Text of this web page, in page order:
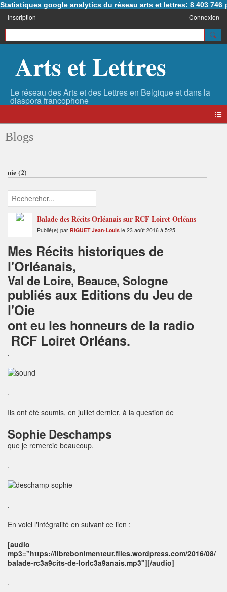
Statistiques google analytics du réseau arts et lettres: 8 403 746
Inscription Connexion
Arts et Lettres
Blogs
oie (2)
Balade des Récits Orléanais sur RCF Loiret Orléans
Publié(e) par RIGUET Jean-Louis le 23 août 2016 à 5:25
Mes Récits historiques de
l'Orléanais,
Val de Loire, Beauce, Sologne
publiés aux Editions du Jeu de
l'Oie
ont eu les honneurs de la radio
RCF Loiret Orléans.
.
.
Ils ont été soumis, en juillet dernier, à la question de
Sophie Deschamps
que je remercie beaucoup.
.
.
En voici l'intégralité en suivant ce lien :
[audio
mp3="https://librebonimenteur.files.wordpress.com/2016/08/
balade-rc3a9cits-de-lorlc3a9anais.mp3"][/audio]
.